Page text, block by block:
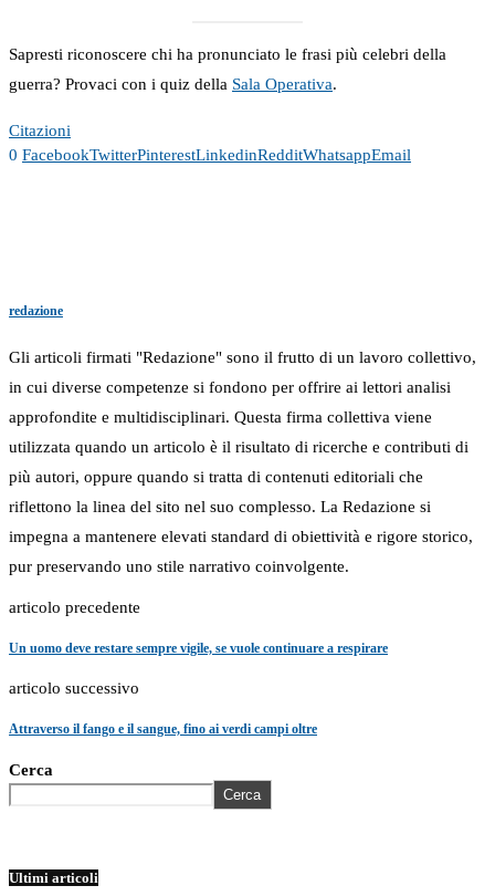
Sapresti riconoscere chi ha pronunciato le frasi più celebri della
guerra? Provaci con i quiz della Sala Operativa.
Citazioni
0 FacebookTwitterPinterestLinkedinRedditWhatsappEmail
redazione
Gli articoli firmati "Redazione" sono il frutto di un lavoro collettivo,
in cui diverse competenze si fondono per offrire ai lettori analisi
approfondite e multidisciplinari. Questa firma collettiva viene
utilizzata quando un articolo è il risultato di ricerche e contributi di
più autori, oppure quando si tratta di contenuti editoriali che
riflettono la linea del sito nel suo complesso. La Redazione si
impegna a mantenere elevati standard di obiettività e rigore storico,
pur preservando uno stile narrativo coinvolgente.
articolo precedente
Un uomo deve restare sempre vigile, se vuole continuare a respirare
articolo successivo
Attraverso il fango e il sangue, fino ai verdi campi oltre
Cerca
Cerca
Ultimi articoli